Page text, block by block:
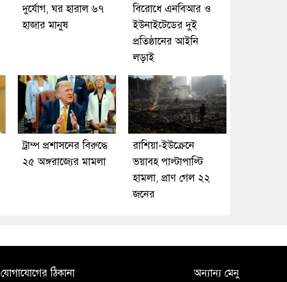
দুর্যোগ, ঘর হারাল ৬৭
হাজার মানুষ
বিরোধে এনবিআর ও
ইউনাইটেডের দুই
প্রতিষ্ঠানের আইনি
লড়াই
ট্রাম্প প্রশাসনের বিরুদ্ধে
২৫ অঙ্গরাজ্যের মামলা
রাশিয়া-ইউক্রেনে
ভয়াবহ পাল্টাপাল্টি
হামলা, প্রাণ গেল ২২
জনের
যোগাযোগের ঠিকানা অন্যান্য মেনু